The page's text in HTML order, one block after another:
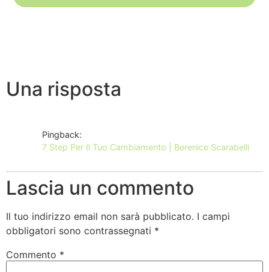
Una risposta
Pingback:
7 Step Per Il Tuo Cambiamento | Berenice Scarabelli
Lascia un commento
Il tuo indirizzo email non sarà pubblicato. I campi
obbligatori sono contrassegnati *
Commento *